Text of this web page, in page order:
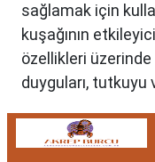
sağlamak için
kuşağının
özellikleri üzerinde
duyguları,
bakımından